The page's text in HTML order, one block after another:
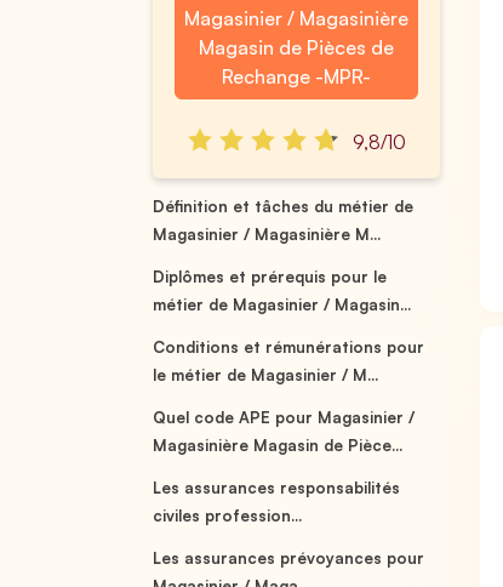
Magasinier / Magasinière
Magasin de Pièces de
Rechange -MPR-
9,8/10
Définition et tâches du métier de
Magasinier / Magasinière M...
Diplômes et prérequis pour le
métier de Magasinier / Magasin...
Conditions et rémunérations pour
le métier de Magasinier / M...
Quel code APE pour Magasinier /
Magasinière Magasin de Pièce...
Les assurances responsabilités
civiles profession...
Les assurances prévoyances pour